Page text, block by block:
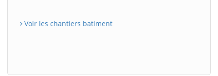
Voir les chantiers batiment